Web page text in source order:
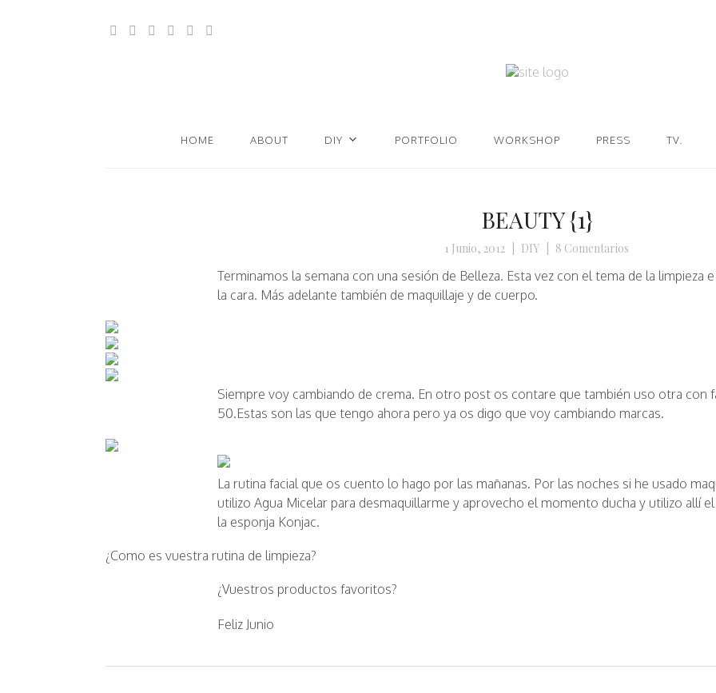
HOME ABOUT DIY PORTFOLIO WORKSHOP PRESS TV.
BEAUTY {1}
1 Junio, 2012 DIY 8 Comentarios
Terminamos la semana con una sesión de Belleza. Esta vez con el tema de la limpieza
la cara. Más adelante también de maquillaje y de cuerpo.
Siempre voy cambiando de crema. En otro post os contare que también uso otra con
50.Estas son las que tengo ahora pero ya os digo que voy cambiando marcas.
La rutina facial que os cuento lo hago por las mañanas. Por las noches si he usado
utilizo Agua Micelar para desmaquillarme y aprovecho el momento ducha y utilizo allí
la esponja Konjac.
¿Como es vuestra rutina de limpieza?
¿Vuestros productos favoritos?
Feliz Junio